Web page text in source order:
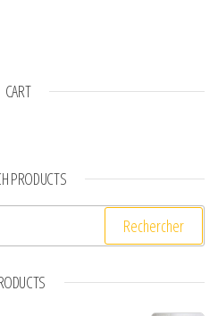
CART
PRODUCTS